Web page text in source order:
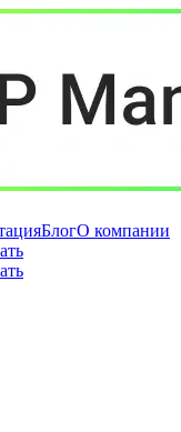
БлогО компании